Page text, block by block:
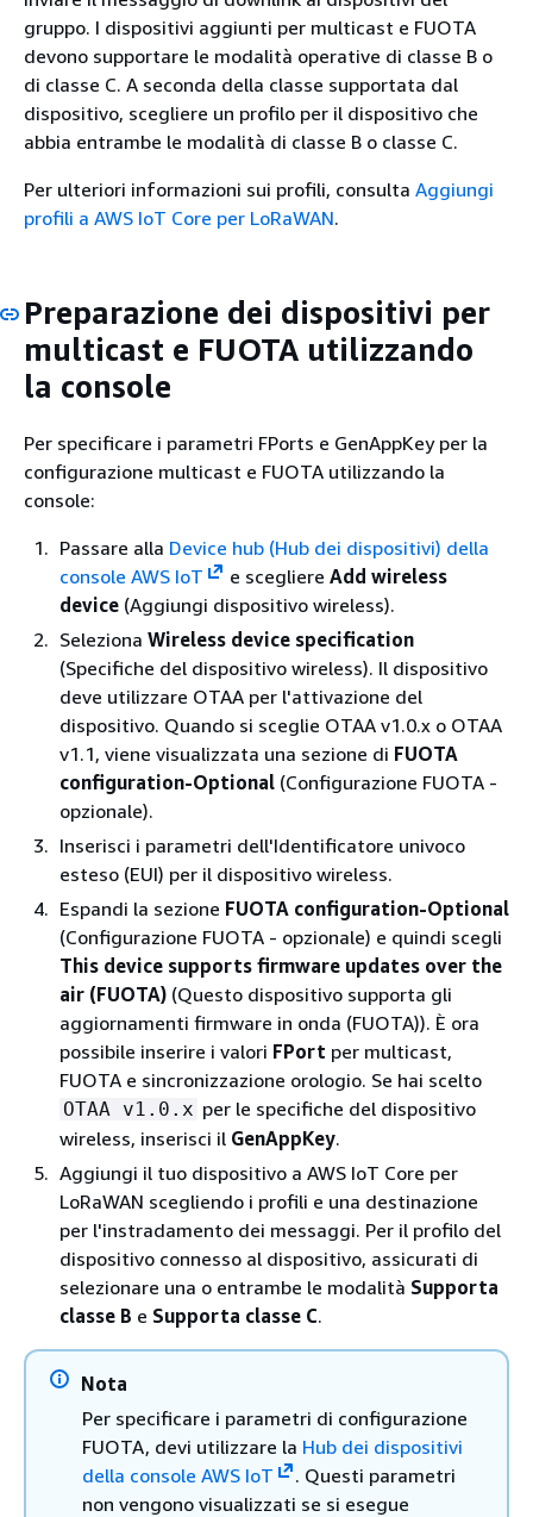
gruppo. I dispositivi aggiunti per multicast e FUOTA
devono supportare le modalità operative di classe B o
di classe C. A seconda della classe supportata dal
dispositivo, scegliere un profilo per il dispositivo che
abbia entrambe le modalità di classe B o classe C.
Per ulteriori informazioni sui profili, consulta Aggiungi
profili a AWS IoT Core per LoRaWAN.
Preparazione dei dispositivi per
multicast e FUOTA utilizzando
la console
Per specificare i parametri FPorts e GenAppKey per la
configurazione multicast e FUOTA utilizzando la
console:
Passare alla Device hub (Hub dei dispositivi) della
console AWS IoT
e scegliere Add wireless
device (Aggiungi dispositivo wireless).
Seleziona Wireless device specification
(Specifiche del dispositivo wireless). Il dispositivo
deve utilizzare OTAA per l'attivazione del
dispositivo. Quando si sceglie OTAA v1.0.x o OTAA
v1.1, viene visualizzata una sezione di FUOTA
configuration-Optional (Configurazione FUOTA -
opzionale).
Inserisci i parametri dell'Identificatore univoco
esteso (EUI) per il dispositivo wireless.
Espandi la sezione FUOTA configuration-Optional
(Configurazione FUOTA - opzionale) e quindi scegli
This device supports firmware updates over the
air (FUOTA) (Questo dispositivo supporta gli
aggiornamenti firmware in onda (FUOTA)). È ora
possibile inserire i valori FPort per multicast,
FUOTA e sincronizzazione orologio. Se hai scelto
OTAA v1.0.x per le specifiche del dispositivo
wireless, inserisci il GenAppKey.
Aggiungi il tuo dispositivo a AWS IoT Core per
LoRaWAN scegliendo i profili e una destinazione
per l'instradamento dei messaggi. Per il profilo del
dispositivo connesso al dispositivo, assicurati di
selezionare una o entrambe le modalità Supporta
classe B e Supporta classe C.
Nota
Per specificare i parametri di configurazione
FUOTA, devi utilizzare la Hub dei dispositivi
della console AWS IoT
. Questi parametri
non vengono visualizzati se si esegue